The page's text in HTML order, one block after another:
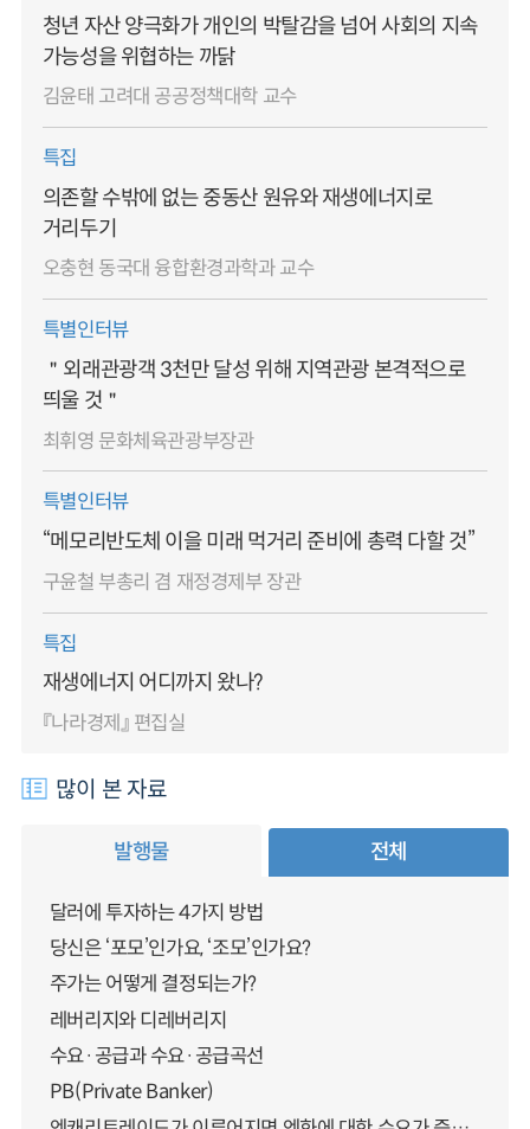
청년 자산 양극화가 개인의 박탈감을 넘어 사회의 지속
가능성을 위협하는 까닭
김윤태 고려대 공공정책대학 교수
특집
의존할 수밖에 없는 중동산 원유와 재생에너지로
거리두기
오충현 동국대 융합환경과학과 교수
특별인터뷰
＂외래관광객 3천만 달성 위해 지역관광 본격적으로
띄울 것＂
최휘영 문화체육관광부장관
특별인터뷰
“메모리반도체 이을 미래 먹거리 준비에 총력 다할 것”
구윤철 부총리 겸 재정경제부 장관
특집
재생에너지 어디까지 왔나?
『나라경제』 편집실
많이 본 자료
발행물 전체
달러에 투자하는 4가지 방법
당신은 ‘포모’인가요, ‘조모’인가요?
주가는 어떻게 결정되는가?
레버리지와 디레버리지
수요·공급과 수요·공급곡선
PB(Private Banker)